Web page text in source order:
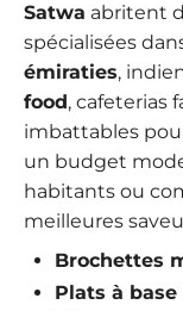
Satwa abritent
spécialisées
émiraties,
food, cafeterias
imbattables
un budget
habitants ou
meilleures
Brochettes
Plats à